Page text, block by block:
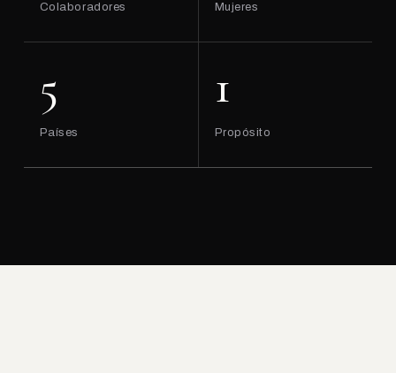
Colaboradores Mujeres
5
Países
1
Propósito